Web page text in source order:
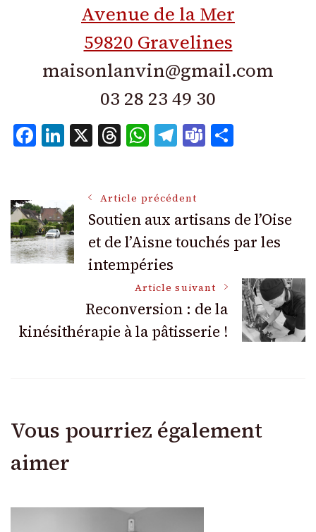
Avenue de la Mer
59820 Gravelines
maisonlanvin@gmail.com
03 28 23 49 30
Facebook
LinkedIn
X Threads
WhatsApp
Telegram
Teams
Navigation
des
articles
Article précédent
Soutien aux artisans de l’Oise
et de l’Aisne touchés par les
intempéries
Article suivant
Reconversion : de la
kinésithérapie à la pâtisserie !
Vous pourriez également
aimer